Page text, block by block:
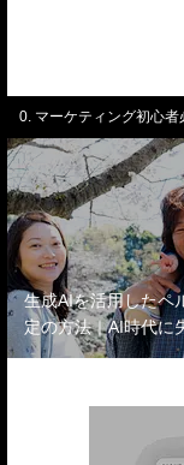
0. マーケティング初心者
生成AIを活用したペ
定の方法｜AI時代に